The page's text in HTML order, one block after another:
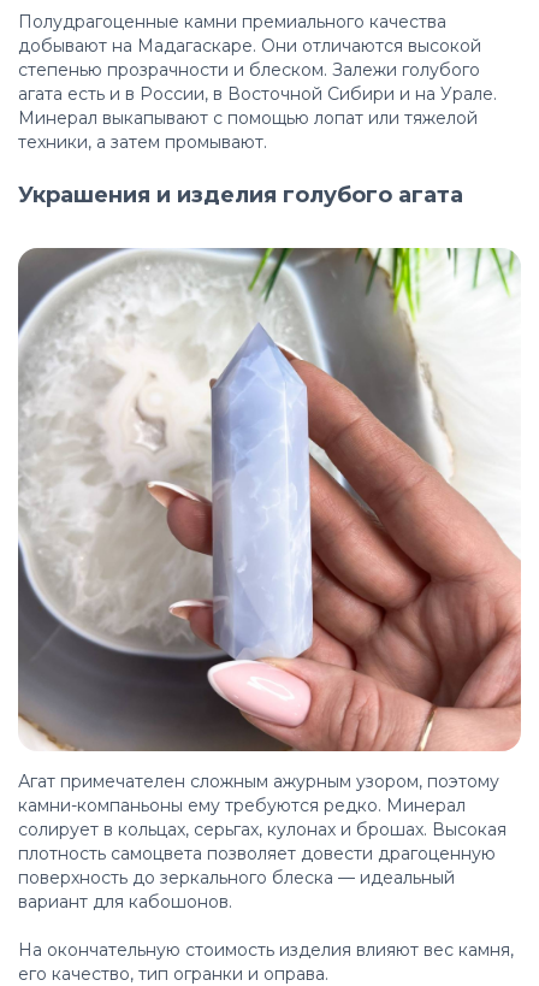
Полудрагоценные камни премиального качества
добывают на Мадагаскаре. Они отличаются высокой
степенью прозрачности и блеском. Залежи голубого
агата есть и в России, в Восточной Сибири и на Урале.
Минерал выкапывают с помощью лопат или тяжелой
техники, а затем промывают.
Украшения и изделия голубого агата
Агат примечателен сложным ажурным узором, поэтому
камни-компаньоны ему требуются редко. Минерал
солирует в кольцах, серьгах, кулонах и брошах. Высокая
плотность самоцвета позволяет довести драгоценную
поверхность до зеркального блеска — идеальный
вариант для кабошонов.
На окончательную стоимость изделия влияют вес камня,
его качество, тип огранки и оправа.